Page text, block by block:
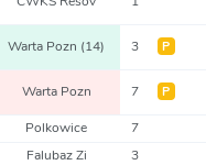
Warta Pozn (14) 3 Р
Warta Pozn 7 Р
Polkowice 7
Falubaz Zi 3